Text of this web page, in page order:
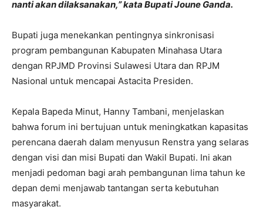
nanti akan dilaksanakan,” kata Bupati Joune Ganda.
Bupati juga menekankan pentingnya sinkronisasi
program pembangunan Kabupaten Minahasa Utara
dengan RPJMD Provinsi Sulawesi Utara dan RPJM
Nasional untuk mencapai Astacita Presiden.
Kepala Bapeda Minut, Hanny Tambani, menjelaskan
bahwa forum ini bertujuan untuk meningkatkan kapasitas
perencana daerah dalam menyusun Renstra yang selaras
dengan visi dan misi Bupati dan Wakil Bupati. Ini akan
menjadi pedoman bagi arah pembangunan lima tahun ke
depan demi menjawab tantangan serta kebutuhan
masyarakat.